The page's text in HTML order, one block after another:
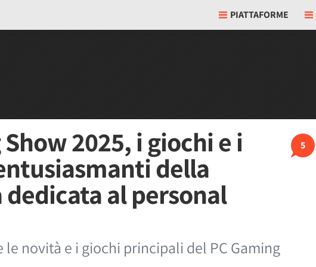
PIATTAFORME
5
2025, i giochi e i
della
al personal
le novità e i giochi principali del PC Gaming